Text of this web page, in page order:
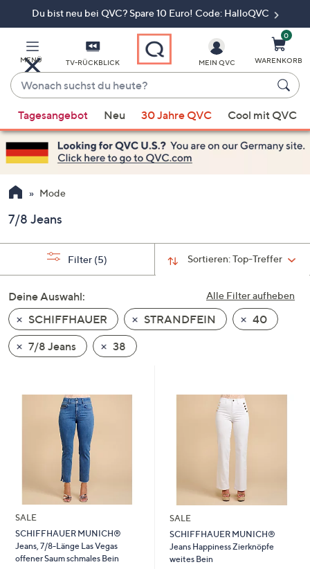
Du bist neu bei QVC? Spare 10 Euro! Code: HalloQVC
MENÜ TV-RÜCKBLICK
Wonach
suchst
du
heute?
Vorschläge
verfügbar
sind,
verwenden
Sie
Pfeiltasten
nach
und
nach
unten
oder
wischen
Sie
um
diese
anzuzeigen.
MEIN QVC
0
WARENKORB
Tagesangebot Neu 30 Jahre QVC Cool mit QVC
Mode
7/8 Jeans
Sortieren:Top-Treffer
Filter (5)
Alle Filter aufheben
Deine Auswahl:
SCHIFFHAUER
STRANDFEIN
40
7/8 Jeans
38
SALE
SCHIFFHAUER MUNICH®
Jeans, 7/8-Länge Las Vegas
offener Saum schmales Bein
SALE
SCHIFFHAUER MUNICH®
Jeans Happiness Zierknöpfe
weites Bein